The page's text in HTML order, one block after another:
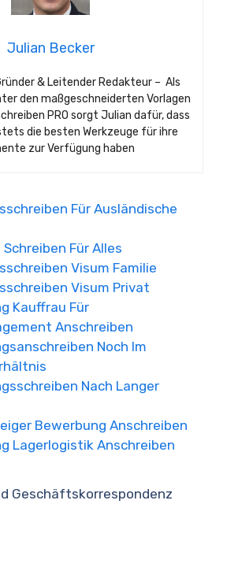
Julian Becker
& Leitender Redakteur – Als
den maßgeschneiderten Vorlagen
PRO sorgt Julian dafür, dass
die besten Werkzeuge für ihre
zur Verfügung haben
Für Ausländische
Für Alles
Visum Familie
Visum Privat
Kauffrau Für
Anschreiben
Noch Im
Nach Langer
Bewerbung Anschreiben
Lagerlogistik Anschreiben
Geschäftskorrespondenz